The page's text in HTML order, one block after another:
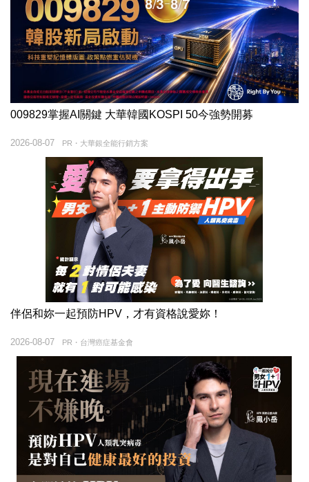
009829掌握AI關鍵 大華韓國KOSPI 50今強勢開募
PR・大華銀全能行銷方案
2026-08-07
伴侶和妳一起預防HPV，才有資格說愛妳！
PR・台灣癌症基金會
2026-08-07